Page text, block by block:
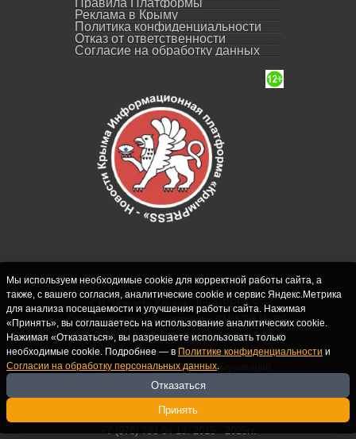
Правила Платформы
Реклама в Крыму
Политика конфиденциальности
Отказ от ответственности
Согласие на обработку данных
СИ "Новости Крыма - КрымPRESS".
Свидетельство о регистрации СМИ ЭЛ № ФС
77-62916 выдано Федеральной службой по
надзору в сфере связи, информационных
технологий и массовых коммуникаций
(Роскомнадзор) 10.09.2015. Учредитель и
главный редактор: Крутских С.М. Почта:
crimearfinfo@yandex.ru. Телефон Редакции:
Мы используем необходимые cookie для корректной работы сайта, а
также, с вашего согласия, аналитические cookie и сервис Яндекс.Метрика
для анализа посещаемости и улучшения работы сайта. Нажимая
«Принять», вы соглашаетесь на использование аналитических cookie.
Нажимая «Отказаться», вы разрешаете использовать только
необходимые cookie. Подробнее — в Политике конфиденциальности и
Согласии на обработку персональных данных.
Отказаться
Принять